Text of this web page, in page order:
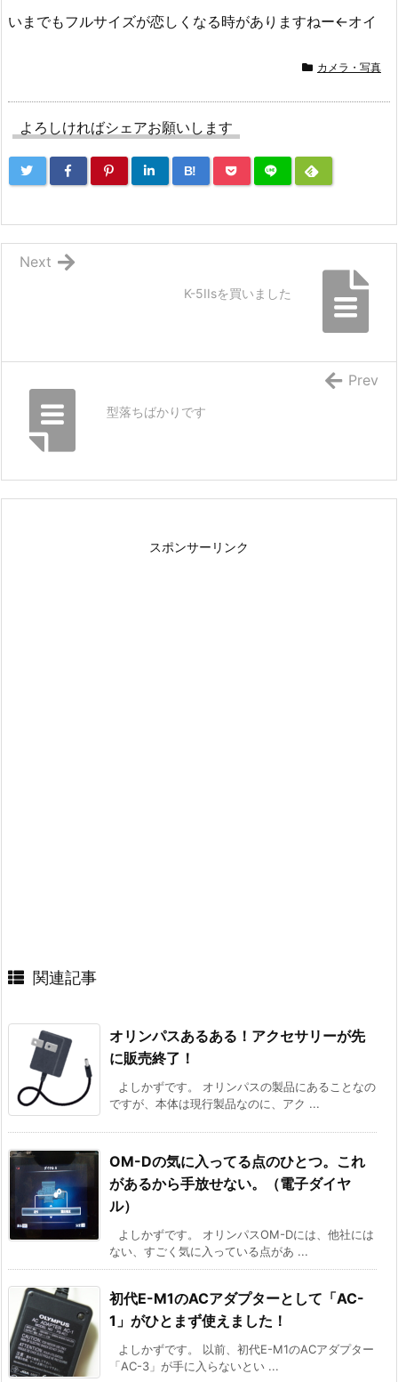
いまでもフルサイズが恋しくなる時がありますねー←オイ
カメラ・写真
よろしければシェアお願いします
B!
K-5IIsを買いました
Next
型落ちばかりです
Prev
スポンサーリンク
関連記事
オリンパスあるある！アクセサリーが先
に販売終了！
よしかずです。 オリンパスの製品にあることなの
ですが、本体は現行製品なのに、アク ...
OM-Dの気に入ってる点のひとつ。これ
があるから手放せない。（電子ダイヤ
ル）
よしかずです。 オリンパスOM-Dには、他社には
ない、すごく気に入っている点があ ...
初代E-M1のACアダプターとして「AC-
1」がひとまず使えました！
よしかずです。 以前、初代E-M1のACアダプター
「AC-3」が手に入らないとい ...